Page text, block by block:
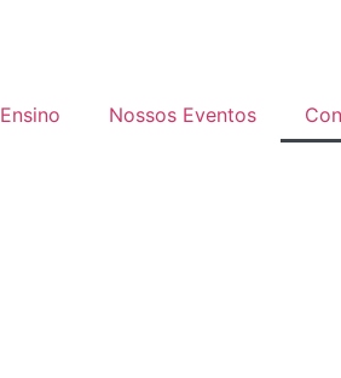
Ensino Nossos Eventos